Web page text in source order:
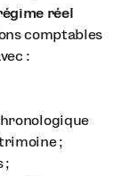
réel
comptables
:
;
;